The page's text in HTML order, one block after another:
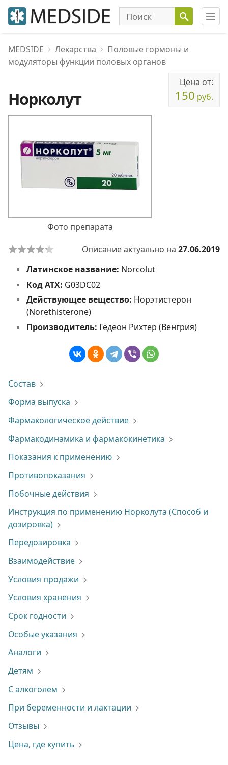
MEDSIDE Лекарства
Половые гормоны и
модуляторы функции половых органов
Норколут
Цена от:
150 руб.
Фото препарата
Описание актуально на 27.06.2019
Латинское название: Norcolut
Код АТХ: G03DC02
Действующее вещество: Норэтистерон
(Norethisterone)
Производитель: Гедеон Рихтер (Венгрия)
Состав
Форма выпуска
Фармакологическое действие
Фармакодинамика и фармакокинетика
Показания к применению
Противопоказания
Побочные действия
Инструкция по применению Норколута (Способ и
дозировка)
Передозировка
Взаимодействие
Условия продажи
Условия хранения
Срок годности
Особые указания
Аналоги
Детям
С алкоголем
При беременности и лактации
Отзывы
Цена, где купить